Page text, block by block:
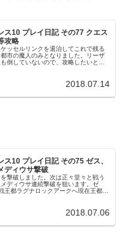
ス10 プレイ日記 その77 クエス
攻略
ッセルリンクを退治してこれで残る
市の魔人のみとなりました。リーザ
倒していないので、攻略したいとこ
2018.07.14
ス10 プレイ日記 その75 ゼス、
ディウサ撃破
撃破しました。次は正々堂々と戦う
ディウサ連続撃破を狙います。ゼ
王都ラグナロックアークへ現在王都ラ
2018.07.06